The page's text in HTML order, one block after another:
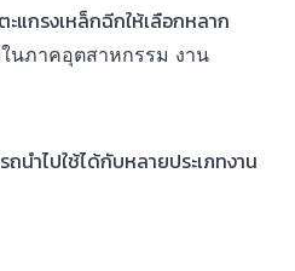
แกรงเหล็กฉีกให้เลือกหลาก
นภาคอุตสาหกรรม งาน
นำไปใช้ได้กับหลายประเภทงาน